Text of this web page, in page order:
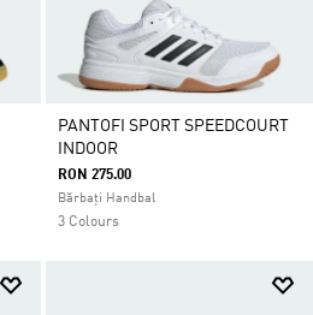
PANTOFI SPORT SPEEDCOURT
INDOOR
RON 275.00
Bărbați Handbal
3 Colours